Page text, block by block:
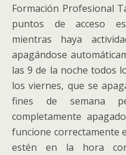
Formación Profesional
puntos de acceso
mientras haya
apagándose
las 9 de la noche todos
los viernes, que se
fines de semana
completamente
funcione correctamente
estén en la hora